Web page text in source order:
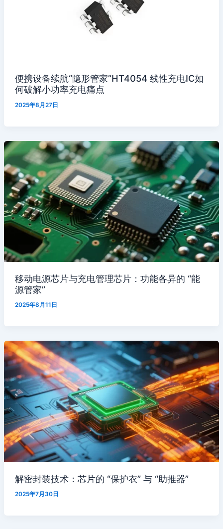
便携设备续航“隐形管家”HT4054 线性充电IC如
何破解小功率充电痛点
2025年8月27日
移动电源芯片与充电管理芯片：功能各异的 “能
源管家”
2025年8月11日
解密封装技术：芯片的 “保护衣” 与 “助推器”
2025年7月30日